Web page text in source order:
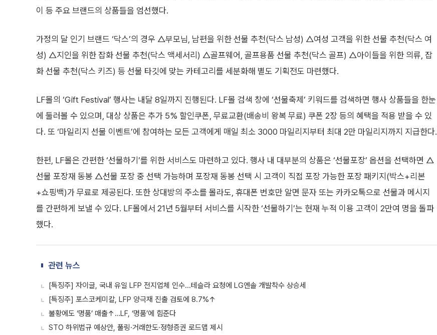
이 등 주요 브랜드의 상품들을 엄선했다.
가정의 달 인기 브랜드 ‘닥스’의 경우 △부모님, 남편을 위한 선물 추천(닥스 남성) △여성 고객을 위한 선물 추천(닥스 여
성) △지인을 위한 잡화 선물 추천(닥스 액세서리) △골프웨어, 골프용품 선물 추천(닥스 골프) △아이들을 위한 의류, 잡
화 선물 추천(닥스 키즈) 등 선물 타깃에 맞는 카테고리를 세분화해 별도 기획전도 마련했다.
LF몰의 ‘Gift Festival’ 행사는 내달 8일까지 진행된다. LF몰 검색 창에 ‘선물축제’ 키워드를 검색하면 행사 상품들을 한눈
에 둘러볼 수 있으며, 대상 상품은 추가 5% 할인쿠폰, 무료교환(배송비 왕복 무료) 쿠폰 2장 등의 혜택을 적용 받을 수 있
다. 또 ‘마일리지 선물 이벤트’에 참여하는 모든 고객에게 매일 최소 3000 마일리지부터 최대 2만 마일리지까지 지급한다.
한편, LF몰은 간편한 ‘선물하기’를 위한 서비스도 마련하고 있다. 행사 내 대부분의 상품은 ‘선물포장’ 옵션을 선택하면 △
선물 포장재 동봉 △선물 포장 중 선택 가능하며 포장재 동봉 선택 시 고객이 직접 포장 가능한 포장 패키지(박스+리본
+쇼핑백)가 무료로 제공된다. 또한 상대방의 주소를 몰라도, 휴대폰 번호만 알면 문자 또는 카카오톡으로 선물과 메시지
를 간편하게 보낼 수 있다. LF몰에서 21년 5월부터 서비스를 시작한 ‘선물하기’는 현재 누적 이용 고객이 2만여 명을 돌파
했다.
관련 뉴스
[특징주] 자이글, 국내 유일 LFP 전지업체 인수...테슬라 요청에 LG엔솔 개발착수 상승세
[특징주] 포스코케미칼, LFP 양극재 진출 검토에 8.7%↑
불황에도 ‘명품’ 매출↑…LF, ‘명품’에 힘준다
STO 하위법규 예상안, 풀링·거래한도·정형증권 로드맵 제시